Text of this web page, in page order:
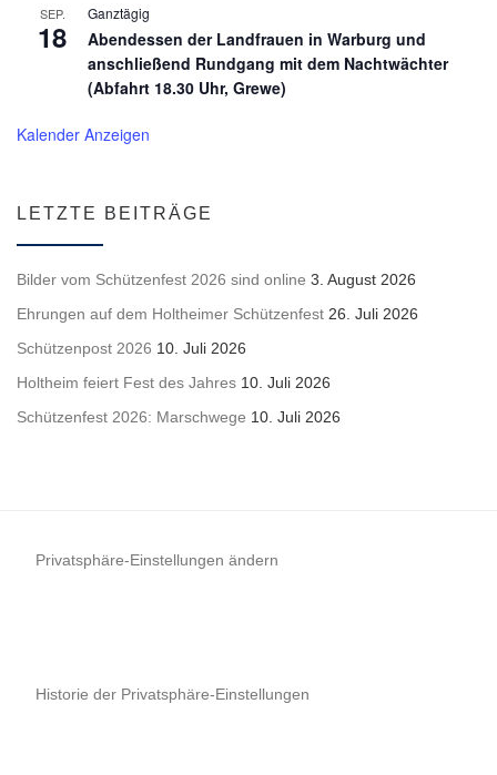
SEP.
18
Ganztägig
Abendessen der Landfrauen in Warburg und
anschließend Rundgang mit dem Nachtwächter
(Abfahrt 18.30 Uhr, Grewe)
Kalender Anzeigen
LETZTE BEITRÄGE
Bilder vom Schützenfest 2026 sind online 3. August 2026
Ehrungen auf dem Holtheimer Schützenfest 26. Juli 2026
Schützenpost 2026 10. Juli 2026
Holtheim feiert Fest des Jahres 10. Juli 2026
Schützenfest 2026: Marschwege 10. Juli 2026
Privatsphäre-Einstellungen ändern
Historie der Privatsphäre-Einstellungen